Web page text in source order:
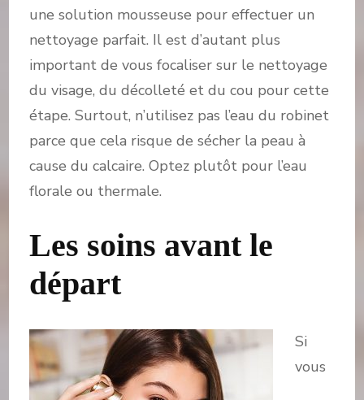
une solution mousseuse pour effectuer un
nettoyage parfait. Il est d’autant plus
important de vous focaliser sur le nettoyage
du visage, du décolleté et du cou pour cette
étape. Surtout, n’utilisez pas l’eau du robinet
parce que cela risque de sécher la peau à
cause du calcaire. Optez plutôt pour l’eau
florale ou thermale.
Les soins avant le
départ
Si
vous